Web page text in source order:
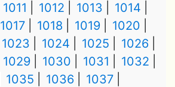
1011 1012 1013
1014
1017 1018 1019
1020
1023 1024 1025
1026
1029 1030 1031
1032
1035 1036
1037